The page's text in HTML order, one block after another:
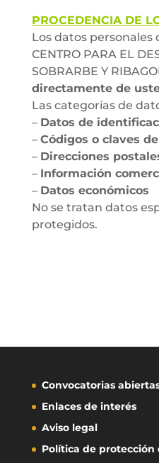
PROCEDENCIA DE
Los datos personales
CENTRO PARA EL
SOBRARBE Y
directamente de
Las categorías de
– Datos de
– Códigos o claves
– Direcciones
– Información
– Datos económicos
No se tratan datos
protegidos.
Convocatorias
Enlaces de interés
Aviso legal
Política de protección